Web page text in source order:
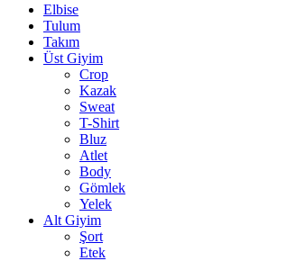
Elbise
Tulum
Takım
Üst Giyim
Crop
Kazak
Sweat
T-Shirt
Bluz
Atlet
Body
Gömlek
Yelek
Alt Giyim
Şort
Etek